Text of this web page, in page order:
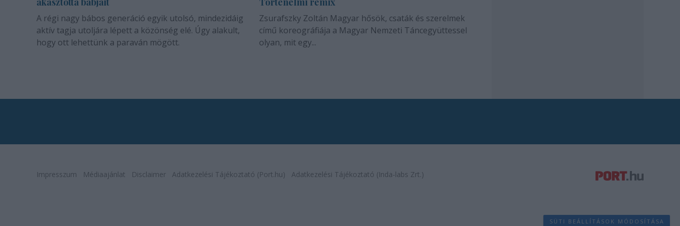
A régi nagy bábos generáció egyik utolsó, mindezidáig
aktív tagja utoljára lépett a közönség elé. Úgy alakult,
hogy ott lehettünk a paraván mögött.
Zsurafszky Zoltán Magyar hősök, csaták és szerelmek
című koreográfiája a Magyar Nemzeti Táncegyüttessel
olyan, mit egy...
Impresszum Médiaajánlat Disclaimer Adatkezelési Tájékoztató (Port.hu) Adatkezelési Tájékoztató (Inda-labs Zrt.)
SÜTI BEÁLLÍTÁSOK MÓDOSÍTÁSA